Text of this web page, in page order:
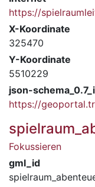
https://
X-Koordinate
325470
Y-Koordinate
5510229
json-
https://
Fokussieren
gml_id